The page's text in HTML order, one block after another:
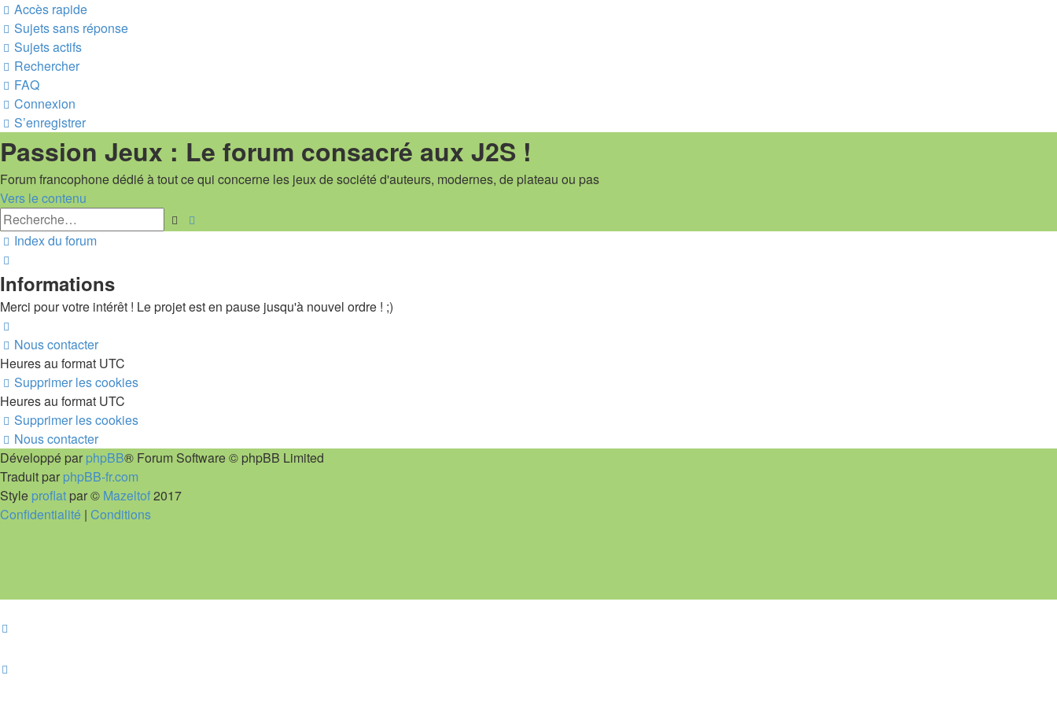
Accès rapide
Sujets sans réponse
Sujets actifs
Rechercher
FAQ
Connexion
S’enregistrer
Passion Jeux : Le forum consacré aux J2S !
Forum francophone dédié à tout ce qui concerne les jeux de société d'auteurs, modernes, de plateau ou pas
Vers le contenu
Rechercher
avancée
Index du forum
Informations
Merci pour votre intérêt ! Le projet est en pause jusqu'à nouvel ordre ! ;)
Nous contacter
Heures au format UTC
Supprimer les cookies
Heures au format UTC
Supprimer les cookies
Nous contacter
Développé par phpBB® Forum Software © phpBB Limited
Traduit par phpBB-fr.com
Style proflat par © Mazeltof2017
Confidentialité | Conditions